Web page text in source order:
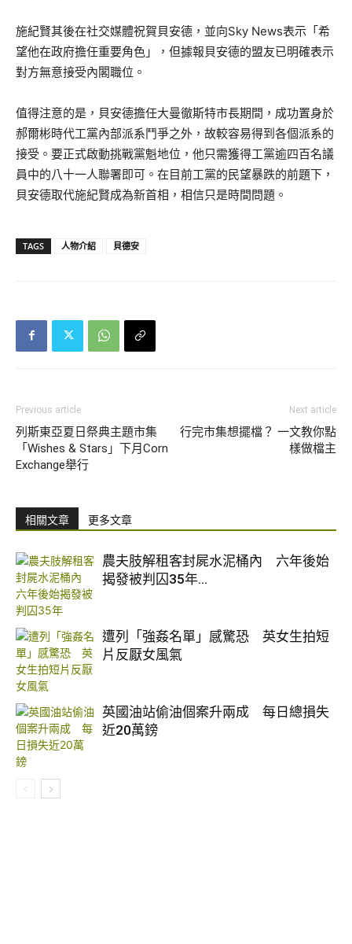
施紀賢其後在社交媒體祝賀貝安德，並向Sky News表示「希
望他在政府擔任重要角色」，但據報貝安德的盟友已明確表示
對方無意接受內閣職位。
值得注意的是，貝安德擔任大曼徹斯特市長期間，成功置身於
郝爾彬時代工黨內部派系鬥爭之外，故較容易得到各個派系的
接受。要正式啟動挑戰黨魁地位，他只需獲得工黨逾四百名議
員中的八十一人聯署即可。在目前工黨的民望暴跌的前題下，
貝安德取代施紀賢成為新首相，相信只是時間問題。
TAGS 人物介紹 貝德安
Previous article
列斯東亞夏日祭典主題市集
「Wishes & Stars」下月Corn
Exchange舉行
Next article
行完市集想擺檔？ 一文教你點
樣做檔主
相關文章 更多文章
農夫肢解租客封屍水泥桶內 六年後始
揭發被判囚35年...
遭列「強姦名單」感驚恐 英女生拍短
片反厭女風氣
英國油站偷油個案升兩成 每日總損失
近20萬鎊